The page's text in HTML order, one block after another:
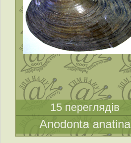
15 переглядів
Anodonta anatina